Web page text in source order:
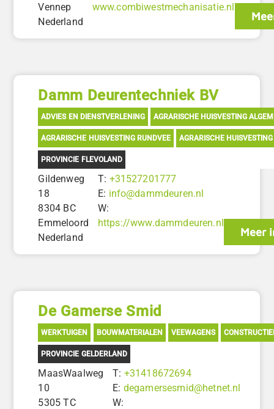
Vennep
Nederland
www.combiwestmechanisatie.nl
Damm Deurentechniek BV
ADVIES EN DIENSTVERLENING AGRARISCHE HUISVESTING
AGRARISCHE HUISVESTING RUNDVEE AGRARISCHE
PROVINCIE FLEVOLAND
Gildenweg
18
8304 BC
Emmeloord
Nederland
T: +31527201777
E: info@dammdeuren.nl
W:
https://www.dammdeuren.nl
Meer
De Gamerse Smid
WERKTUIGEN BOUWMATERIALEN VEEWAGENS
PROVINCIE GELDERLAND
MaasWaalweg
10
5305 TC
T: +31418672694
E: degamersesmid@hetnet.nl
W: